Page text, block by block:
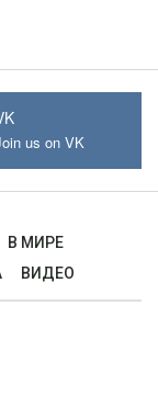
us on VK
В МИРЕ
ВИДЕО